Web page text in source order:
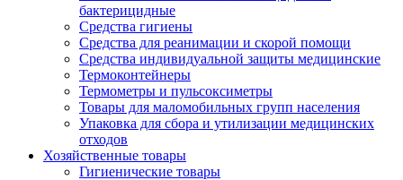
бактерицидные
Средства гигиены
Средства для реанимации и скорой помощи
Средства индивидуальной защиты медицинские
Термоконтейнеры
Термометры и пульсоксиметры
Товары для маломобильных групп населения
Упаковка для сбора и утилизации медицинских
отходов
Хозяйственные товары
Гигиенические товары